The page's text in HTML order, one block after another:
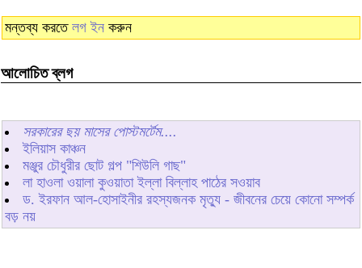
মন্তব্য করতে লগ ইন করুন
আলোচিত ব্লগ
সরকারের ছয় মাসের পোস্টমর্টেম....
ইলিয়াস কাঞ্চন
মঞ্জুর চৌধুরীর ছোট গল্প "শিউলি গাছ"
লা হাওলা ওয়ালা কুওয়াতা ইল্লা বিল্লাহ পাঠের সওয়াব
ড. ইরফান আল-হোসাইনীর রহস্যজনক মৃত্যু - জীবনের চেয়ে কোনো সম্পর্ক
বড় নয়